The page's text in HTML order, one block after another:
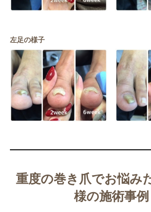
左足の様子
重度の巻き爪でお悩み
様の施術事例